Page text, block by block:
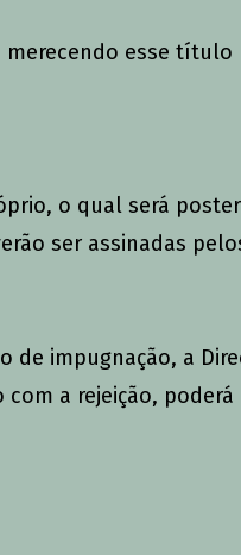
esse
o qual será
ser assinadas
de impugnação, a
a rejeição,